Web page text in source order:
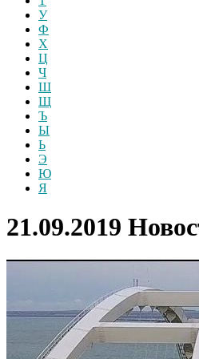
У
Ф
Х
Ц
Ч
Ш
Щ
Ъ
Ы
Ь
Э
Ю
Я
21.09.2019